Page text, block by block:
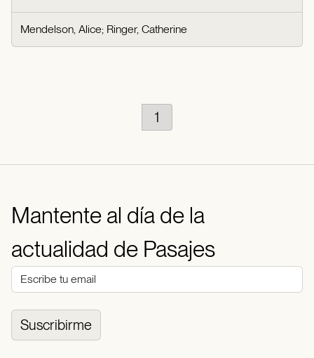
Mendelson, Alice; Ringer, Catherine
1
Mantente al día de la
actualidad de Pasajes
Suscribirme